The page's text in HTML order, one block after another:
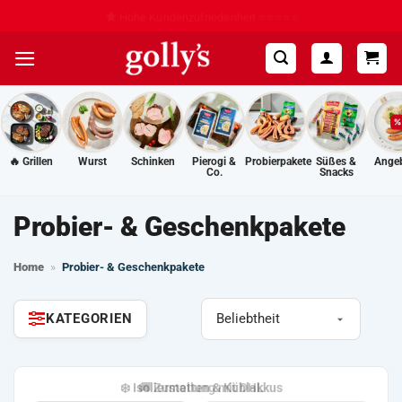
springen
🔥 Grillen Wurst Schinken
Pierogi &
Co.
Probierpakete Süßes &
Snacks
Probier- & Geschenkpakete
Home » Probier- & Geschenkpakete
KATEGORIEN
🚚 Zustellung mit DHL